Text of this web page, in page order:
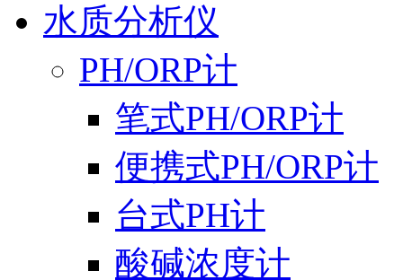
水质分析仪
PH/ORP计
笔式PH/ORP计
便携式PH/ORP计
台式PH计
酸碱浓度计